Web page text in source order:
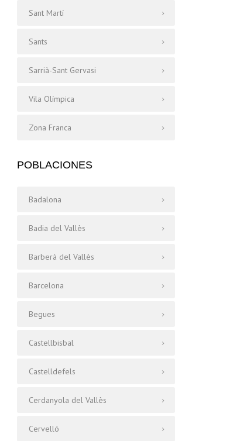
Sant Martí
Sants
Sarrià-Sant Gervasi
Vila Olímpica
Zona Franca
POBLACIONES
Badalona
Badia del Vallès
Barberà del Vallès
Barcelona
Begues
Castellbisbal
Castelldefels
Cerdanyola del Vallès
Cervelló